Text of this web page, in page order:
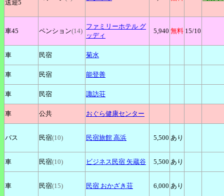
送迎5
車45 ペンション(14)
ファミリーホテル グ
ッディ
5,940 無料 15/10
車 民宿 菊水
車 民宿 能登善
車 民宿 諏訪荘
車 公共 おぐら健康センター
バス 民宿(10) 民宿旅館 高浜 5,500 あり
車 民宿(10) ビジネス民宿 矢蔵谷 5,500 あり
車 民宿(15) 民宿 おかざき荘 6,000 あり